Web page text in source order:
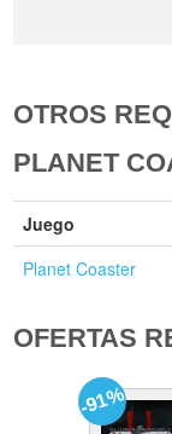
OTROS
PLANET
Juego
Planet Coaster
OFERTAS
-91%